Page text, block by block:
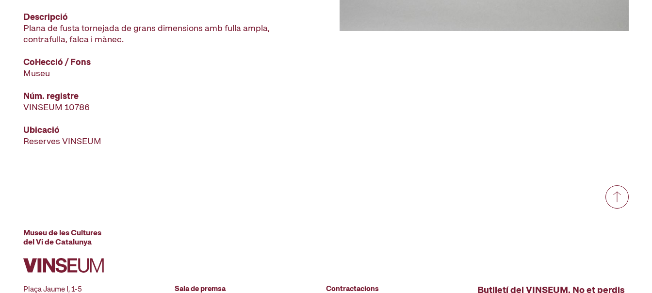
Descripció
Plana de fusta tornejada de grans dimensions amb fulla ampla,
contrafulla, falca i mànec.
Col·lecció / Fons
Museu
Núm. registre
VINSEUM 10786
Ubicació
Reserves VINSEUM
Museu de les Cultures
del Vi de Catalunya
Plaça Jaume I, 1-5 Sala de premsa Contractacions Butlletí del VINSEUM. No et perdis